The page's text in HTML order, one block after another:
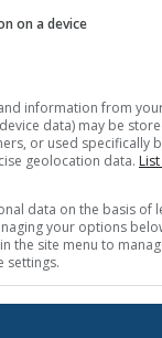
sa na odber
on a device
information from
data) may be
or used specifically
geolocation data.
data on the basis of
your options
the site menu to
settings.